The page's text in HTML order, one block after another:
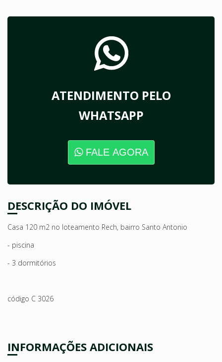
ATENDIMENTO PELO
WHATSAPP
FALE AGORA
DESCRIÇÃO DO IMÓVEL
Casa 120 m2 no loteamento Rech, bairro Santo Antonio
- piscina
- 3 dormitórios
código C 3026
INFORMAÇÕES ADICIONAIS